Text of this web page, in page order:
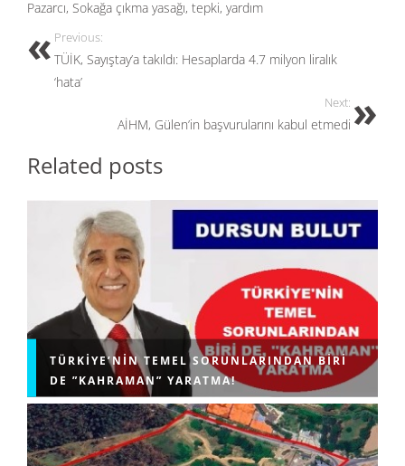
o
o
k
o
n
Pazarcı, Sokağa çıkma yasağı, tepki, yardım
Previous:
TÜİK, Sayıştay’a takıldı: Hesaplarda 4.7 milyon liralık
‘hata’
Next:
AİHM, Gülen’in başvurularını kabul etmedi
Related posts
TÜRKIYE’NIN TEMEL SORUNLARINDAN BIRI
DE ”KAHRAMAN” YARATMA!